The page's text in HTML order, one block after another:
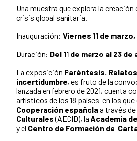
Una muestra que explora la creación
crisis global sanitaria.
Inauguración: Viernes 11 de
Duración: Del 11 de marzo al 23 de
La exposición Paréntesis.
incertidumbre, es fruto de la
lanzada en febrero de 2021, cuenta
artísticos de los 18 países en los
Cooperación españolaa través de
Culturales(AECID), la Academia
y el Centro de Formación de